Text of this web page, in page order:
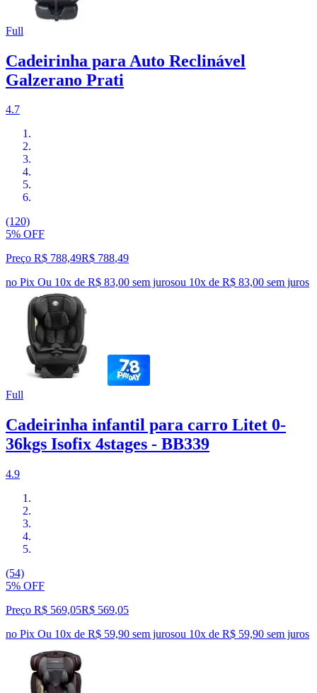
Full
Cadeirinha para Auto Reclinável
Galzerano Prati
4.7
(120)
5% OFF
Preço R$ 788,49R$ 788,49
no Pix Ou 10x de R$ 83,00 sem jurosou 10x de R$ 83,00 sem juros
Full
Cadeirinha infantil para carro Litet 0-
36kgs Isofix 4stages - BB339
4.9
(54)
5% OFF
Preço R$ 569,05R$ 569,05
no Pix Ou 10x de R$ 59,90 sem jurosou 10x de R$ 59,90 sem juros